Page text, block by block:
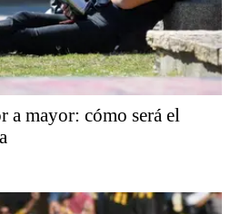
a mayor: cómo será el